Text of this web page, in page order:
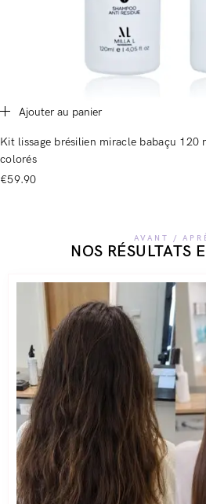
Ajouter au panier
Kit lissage brésilien miracle babaçu 120
colorés
€59.90
AVANT /
NOS RÉSULTATS